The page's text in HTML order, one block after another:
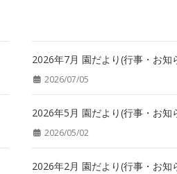
2026年7月 園だより(行事・お知
2026/07/05
2026年5月 園だより(行事・お知
2026/05/02
2026年2月 園だより(行事・お知